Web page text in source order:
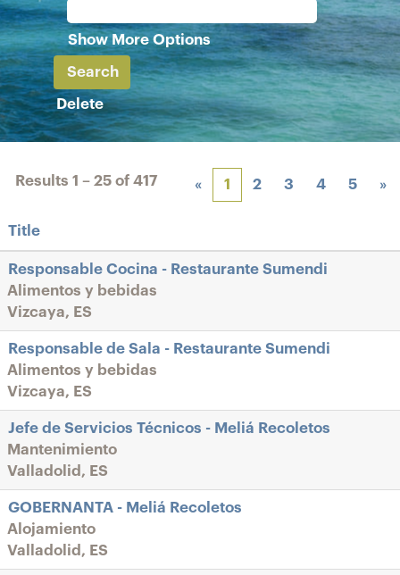
Show More Options
Delete
Results 1 – 25 of 417 « 1 2 3 4 5 »
Title
Responsable Cocina - Restaurante Sumendi
Alimentos y bebidas
Vizcaya, ES
Responsable de Sala - Restaurante Sumendi
Alimentos y bebidas
Vizcaya, ES
Jefe de Servicios Técnicos - Meliá Recoletos
Mantenimiento
Valladolid, ES
GOBERNANTA - Meliá Recoletos
Alojamiento
Valladolid, ES